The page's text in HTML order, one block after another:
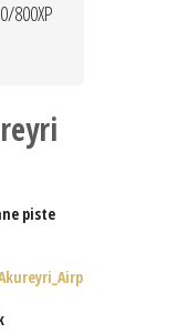
800XP
piste